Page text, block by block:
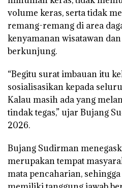
volume keras, serta tidak
remang-remang di area
kenyamanan wisatawan
berkunjung.
“Begitu surat imbauan itu
sosialisasikan kepada
Kalau masih ada yang
tindak tegas,” ujar Bujang
2026.
Bujang Sudirman
merupakan tempat
mata pencaharian,